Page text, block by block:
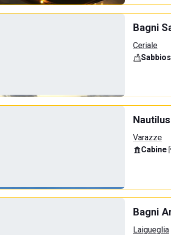
Bagni
Ceriale
Varazze
Cabine·
Bagni
Laigueglia